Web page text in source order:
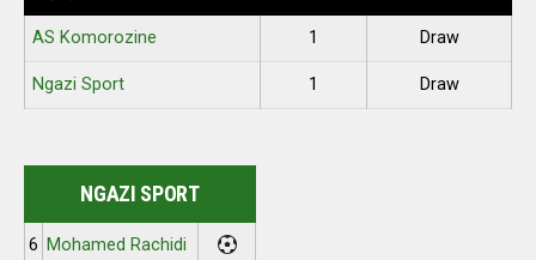
AS Komorozine 1 Draw
Ngazi Sport 1 Draw
NGAZI SPORT
6 Mohamed Rachidi